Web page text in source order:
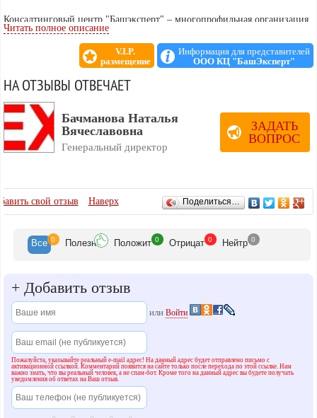
Консалтинговый центр "Башэксперт" – многопрофильная организация,
готовая к решению любых поставленных задач.
Мы готовы оказать Вам услуги:
- независимой оценки любого имущества,
- товароведческой экспертизы качества товаров и услуг,
- все виды юридических услуг.
С января 2015 г. имеем возможность организовать проведение
генетической экспертизы, с целью установления отцовства
(материнства, родства).
Читать полное описание
V.I.P.
размещение
Информация для представителей
ООО КЦ "БашЭксперт"
НА ОТЗЫВЫ ОТВЕЧАЕТ
Бачманова Наталья
Вячеславовна
Генеральный директор
ЗАДАТЬ
ВОПРОС
ОТЗЫВЫсвой отзыв Наверх Поделиться…
Все 0 Полезн Положит 0 Отрицат 0 Нейтр 0
+ Добавить отзыв
илиВойти
Пожалуйста, указывайте реальный e-mail адрес! На данный адрес будет отправлено письмо с
активационной ссылкой. Комментарий появится на сайте только после перехода по этой ссылке. Нам
важно знать, что вы реальный человек, а не спам-бот. Кроме того на данный адрес вы будете получать
уведомления об ответах на Ваш отзыв.